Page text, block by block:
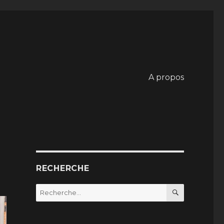
A propos
RECHERCHE
Recherche
pour